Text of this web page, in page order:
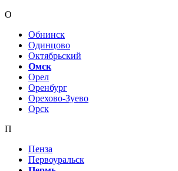
О
Обнинск
Одинцово
Октябрьский
Омск
Орел
Оренбург
Орехово-Зуево
Орск
П
Пенза
Первоуральск